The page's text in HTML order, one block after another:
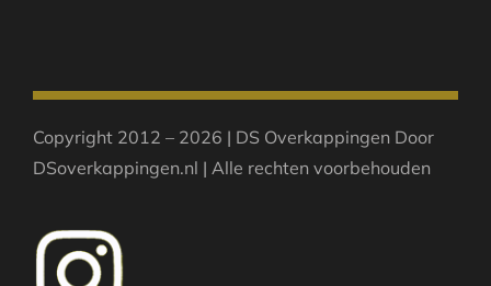
Copyright 2012 – 2026 | DS Overkappingen Door
DSoverkappingen.nl | Alle rechten voorbehouden